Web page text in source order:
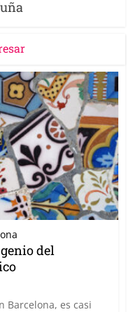
del
Barcelona, es casi